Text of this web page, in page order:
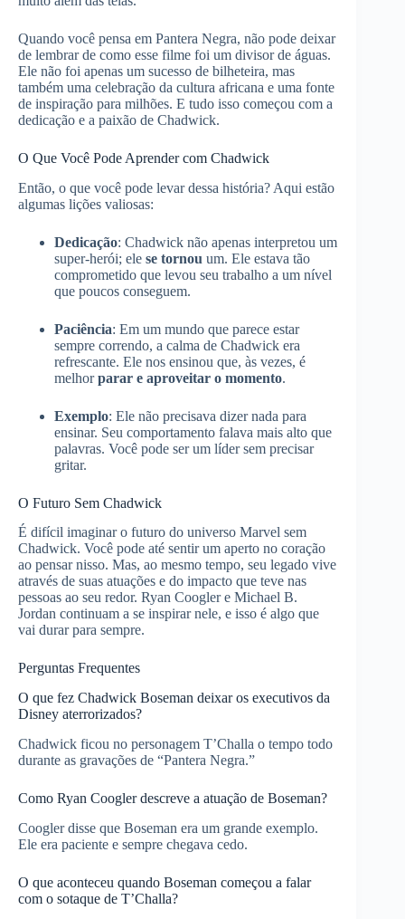
Quando você pensa em Pantera Negra, não pode deixar
de lembrar de como esse filme foi um divisor de águas.
Ele não foi apenas um sucesso de bilheteira, mas
também uma celebração da cultura africana e uma fonte
de inspiração para milhões. E tudo isso começou com a
dedicação e a paixão de Chadwick.
O Que Você Pode Aprender com Chadwick
Então, o que você pode levar dessa história? Aqui estão
algumas lições valiosas:
Dedicação: Chadwick não apenas interpretou um
super-herói; ele se tornou um. Ele estava tão
comprometido que levou seu trabalho a um nível
que poucos conseguem.
Paciência: Em um mundo que parece estar
sempre correndo, a calma de Chadwick era
refrescante. Ele nos ensinou que, às vezes, é
melhorparar e aproveitar o momento.
Exemplo: Ele não precisava dizer nada para
ensinar. Seu comportamento falava mais alto que
palavras. Você pode ser um líder sem precisar
gritar.
O Futuro Sem Chadwick
É difícil imaginar o futuro do universo Marvel sem
Chadwick. Você pode até sentir um aperto no coração
ao pensar nisso. Mas, ao mesmo tempo, seu legado vive
através de suas atuações e do impacto que teve nas
pessoas ao seu redor. Ryan Coogler e Michael B.
Jordan continuam a se inspirar nele, e isso é algo que
vai durar para sempre.
Perguntas Frequentes
O que fez Chadwick Boseman deixar os executivos da
Disney aterrorizados?
Chadwick ficou no personagem T’Challa o tempo todo
durante as gravações de “Pantera Negra.”
Como Ryan Coogler descreve a atuação de Boseman?
Coogler disse que Boseman era um grande exemplo.
Ele era paciente e sempre chegava cedo.
O que aconteceu quando Boseman começou a falar
com o sotaque de T’Challa?